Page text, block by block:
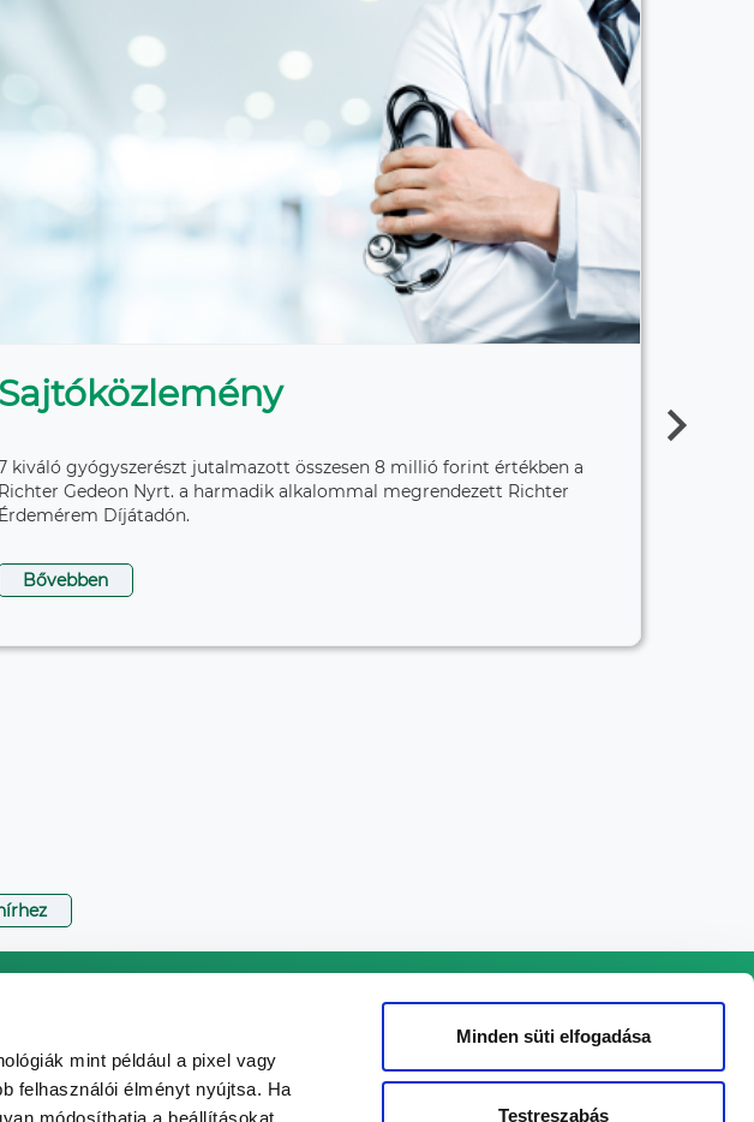
mint például a pixel vagy
felhasználói élményt nyújtsa. Ha
Minden süti elfogadása
Testreszabás
Sajtóközlemény
kiváló gyógyszerészt jutalmazott összesen 8 millió forint értékben a
Richter Gedeon Nyrt. a harmadik alkalommal megrendezett Richter
Érdemérem Díjátadón.
Bővebben
ADATKEZELÉSI TÁJÉKOZTATÓ